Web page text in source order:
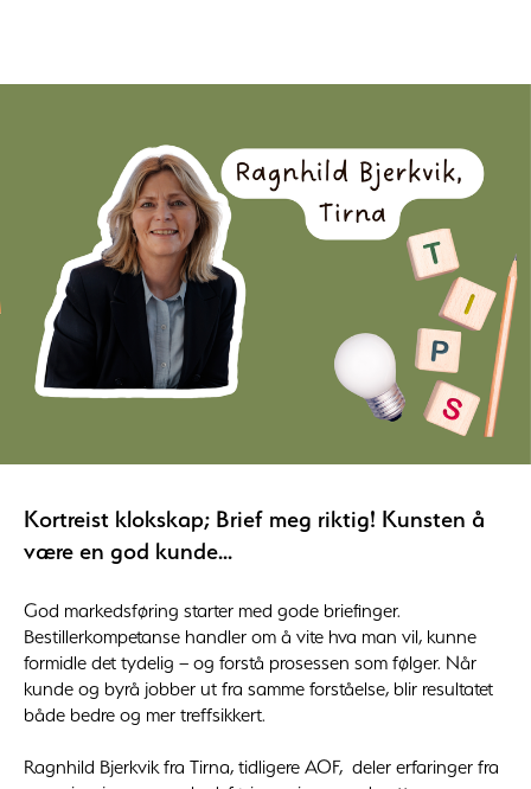
Kortreist klokskap; Brief meg riktig! Kunsten å
være en god kunde...
God markedsføring starter med gode briefinger.
Bestillerkompetanse handler om å vite hva man vil, kunne
formidle det tydelig – og forstå prosessen som følger. Når
kunde og byrå jobber ut fra samme forståelse, blir resultatet
både bedre og mer treffsikkert.
Ragnhild Bjerkvik fra Tirna, tidligere AOF, deler erfaringer fra